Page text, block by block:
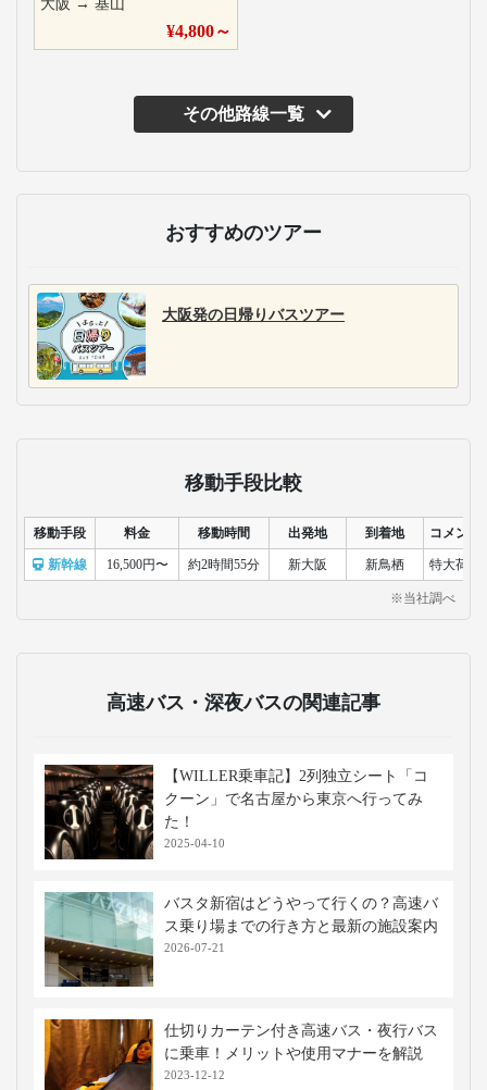
大阪 → 基山
¥4,800～
その他路線一覧
主な運行バス会社
R EXPRESS
都市間バスと空港バス
を22路線・1日200便運
行。自社開発した快適
なオリジナルシートや
最新のIoT技術を活用し
速バスです。
おすすめのツアー
大阪発の日帰りバスツアー
移動手段 料金
新幹線 16,500円〜 約2時間55分 新大阪 新鳥栖